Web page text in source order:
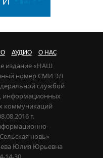
АУДИО О НАС
издание «НАШ
номер СМИ ЭЛ
службой
информационных
коммуникаций
г.
новь»
Юлия Юрьевна